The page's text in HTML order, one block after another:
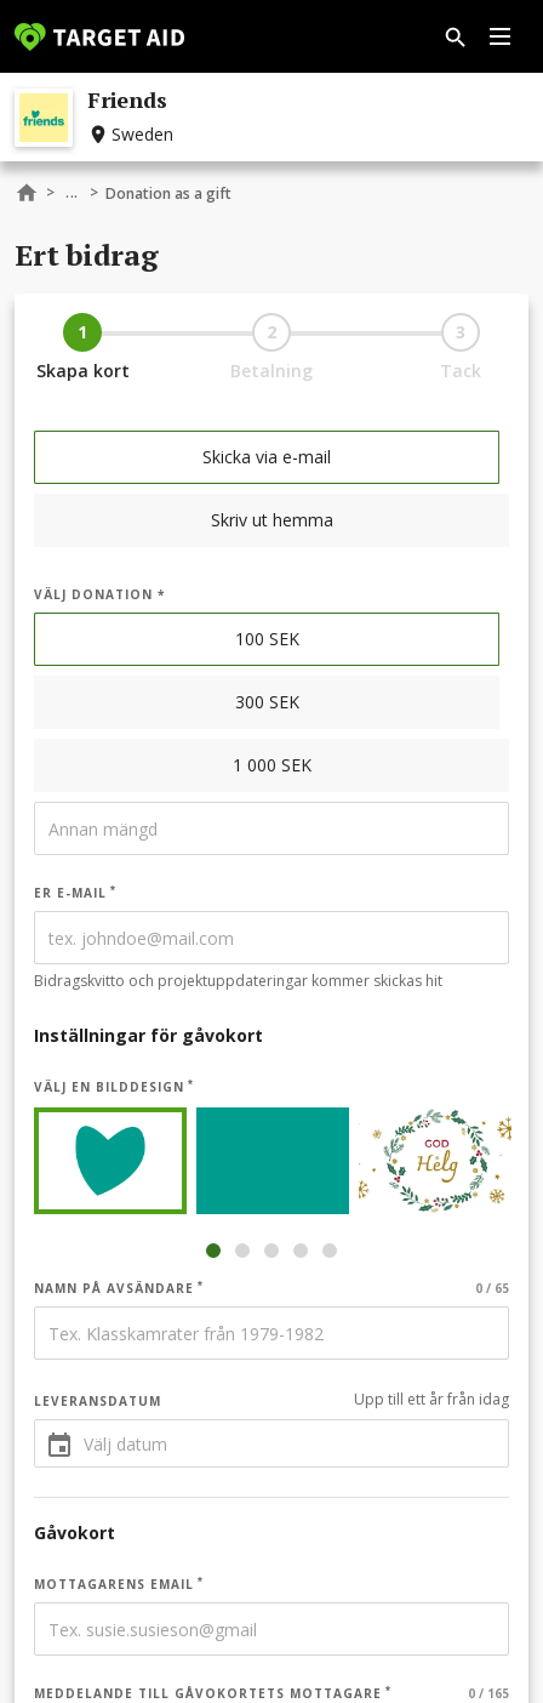
Friends
Sweden
> ... > Donation as a gift
Ert bidrag
1
Skapa kort
2
Betalning
3
Tack
Skicka via e-mail
Skriv ut hemma
VÄLJ DONATION *
100 SEK
300 SEK
1 000 SEK
ER E-MAIL
Bidragskvitto och projektuppdateringar kommer skickas hit
Inställningar för gåvokort
VÄLJ EN BILDDESIGN
NAMN PÅ AVSÄNDARE
LEVERANSDATUM Upp till ett år från idag
Gåvokort
MOTTAGARENS EMAIL
MEDDELANDE TILL GÅVOKORTETS MOTTAGARE